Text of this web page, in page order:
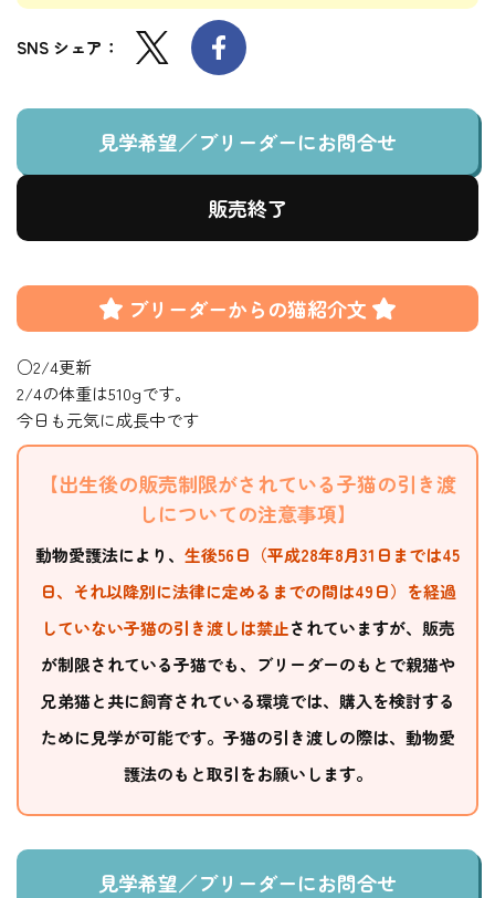
SNS シェア：
見学希望／ブリーダーにお問合せ
販売終了
ブリーダーからの猫紹介文
○2/4更新
2/4の体重は510gです。
今日も元気に成長中です
【出生後の販売制限がされている子猫の引き渡
しについての注意事項】
動物愛護法により、 生後56日（平成28年8月31日までは45
日、それ以降別に法律に定めるまでの間は49日）を経過
していない子猫の引き渡しは禁止されていますが、販売
が制限されている子猫でも、ブリーダーのもとで親猫や
兄弟猫と共に飼育されている環境では、購入を検討する
ために見学が可能です。子猫の引き渡しの際は、動物愛
護法のもと取引をお願いします。
見学希望／ブリーダーにお問合せ